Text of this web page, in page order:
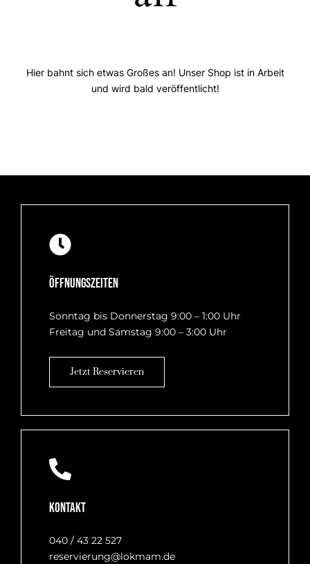
Hier bahnt sich etwas Großes an! Unser Shop ist in Arbeit
und wird bald veröffentlicht!
Öffnungszeiten
Sonntag bis Donnerstag 9:00 – 1:00 Uhr
Freitag und Samstag 9:00 – 3:00 Uhr
Jetzt Reservieren
Kontakt
040 / 43 22 527
reservierung@lokmam.de